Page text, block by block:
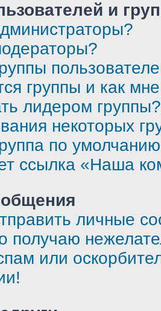
и
группы и как
лидером группы?
некоторых
по
ссылка «Наша
личные
получаю
или